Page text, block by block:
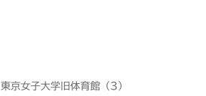
東京女子大学旧体育館（3）